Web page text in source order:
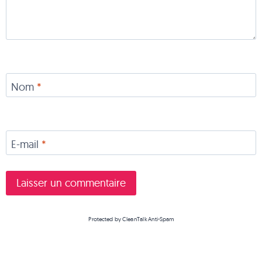
Nom *
E-mail *
Protected byCleanTalk Anti-Spam